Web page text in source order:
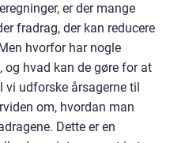
er der mange
fradrag, der kan reducere
hvorfor har nogle
og hvad kan de gøre for at
vi udforske årsagerne til
om, hvordan man
Dette er en